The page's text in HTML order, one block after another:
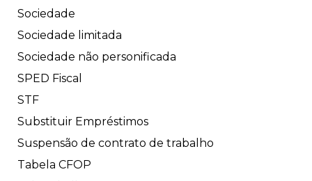
Sociedade
Sociedade limitada
Sociedade não personificada
SPED Fiscal
STF
Substituir Empréstimos
Suspensão de contrato de trabalho
Tabela CFOP